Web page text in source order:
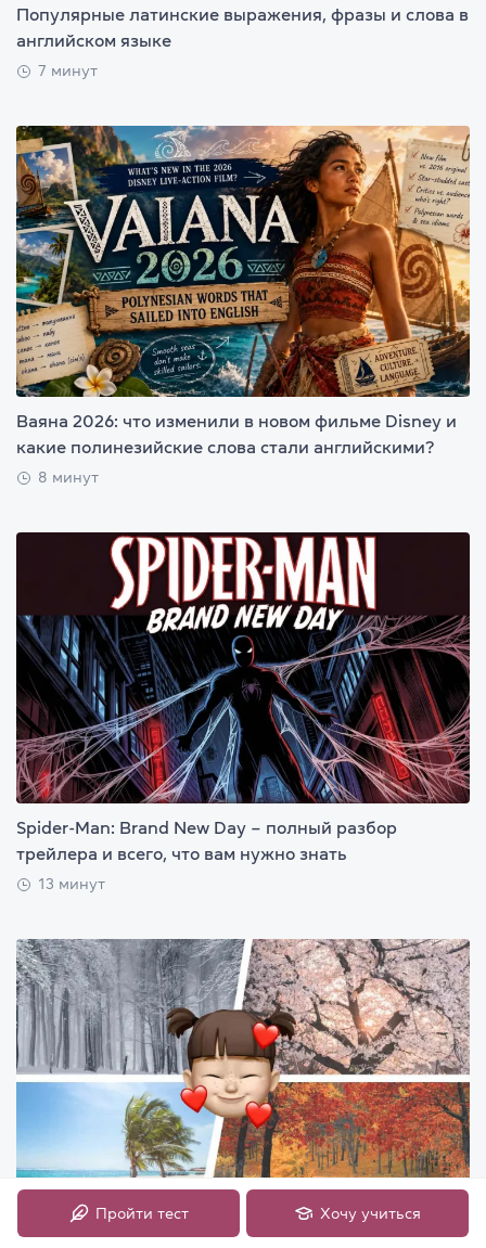
Популярные латинские выражения, фразы и слова в
английском языке
7 минут
Ваяна 2026: что изменили в новом фильме Disney и
какие полинезийские слова стали английскими?
8 минут
Spider-Man: Brand New Day – полный разбор
трейлера и всего, что вам нужно знать
13 минут
Времена года на английском языке (Seasons):
Пройти тест Хочу учиться